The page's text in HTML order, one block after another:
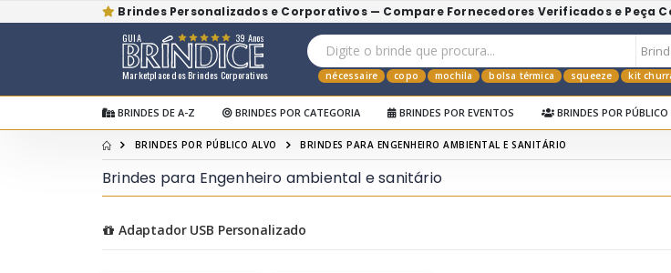
Brindes Personalizados e Corporativos — Compare Fornecedores Verificados e Peça
Marketplace dos Brindes Corporativos
GUIA 39 Anos
nécessaire copo mochila bolsa térmica squeeze kit
BRINDES DE A-Z BRINDES POR CATEGORIA BRINDES POR EVENTOS BRINDES POR PÚBLICO
BRINDES POR PÚBLICO ALVO BRINDES PARA ENGENHEIRO AMBIENTAL E SANITÁRIO
Brindes para Engenheiro ambiental e sanitário
Adaptador USB Personalizado